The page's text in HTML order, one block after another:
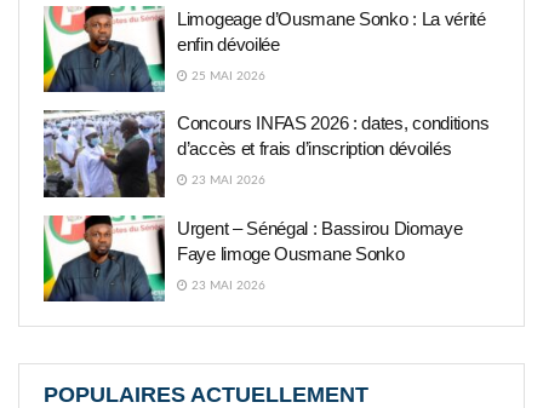
Limogeage d’Ousmane Sonko : La vérité
enfin dévoilée
25 MAI 2026
Concours INFAS 2026 : dates, conditions
d’accès et frais d’inscription dévoilés
23 MAI 2026
Urgent – Sénégal : Bassirou Diomaye
Faye limoge Ousmane Sonko
23 MAI 2026
POPULAIRES ACTUELLEMENT